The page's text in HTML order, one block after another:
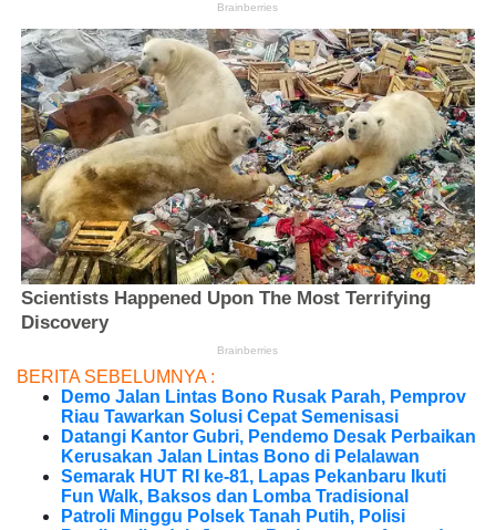
BERITA SEBELUMNYA :
Demo Jalan Lintas Bono Rusak Parah, Pemprov
Riau Tawarkan Solusi Cepat Semenisasi
Datangi Kantor Gubri, Pendemo Desak Perbaikan
Kerusakan Jalan Lintas Bono di Pelalawan
Semarak HUT RI ke-81, Lapas Pekanbaru Ikuti
Fun Walk, Baksos dan Lomba Tradisional
Patroli Minggu Polsek Tanah Putih, Polisi